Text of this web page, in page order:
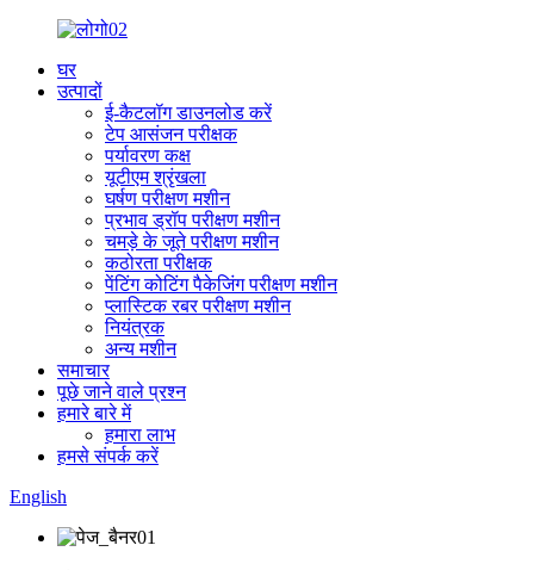
घर
उत्पादों
ई-कैटलॉग डाउनलोड करें
टेप आसंजन परीक्षक
पर्यावरण कक्ष
यूटीएम श्रृंखला
घर्षण परीक्षण मशीन
प्रभाव ड्रॉप परीक्षण मशीन
चमड़े के जूते परीक्षण मशीन
कठोरता परीक्षक
पेंटिंग कोटिंग पैकेजिंग परीक्षण मशीन
प्लास्टिक रबर परीक्षण मशीन
नियंत्रक
अन्य मशीन
समाचार
पूछे जाने वाले प्रश्न
हमारे बारे में
हमारा लाभ
हमसे संपर्क करें
English